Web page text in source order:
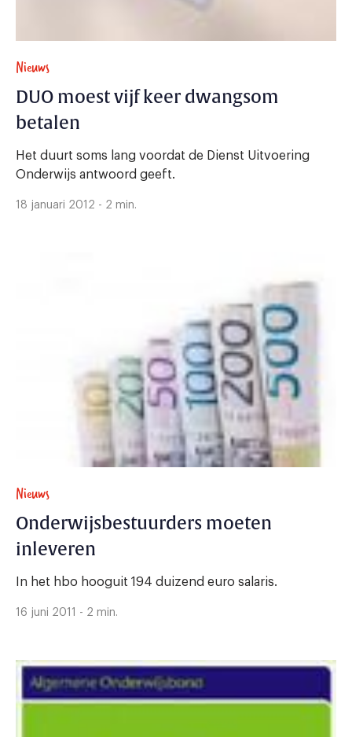
Nieuws
DUO moest vijf keer dwangsom
betalen
Het duurt soms lang voordat de Dienst Uitvoering
Onderwijs antwoord geeft.
18 januari 2012 - 2 min.
Nieuws
Onderwijsbestuurders moeten
inleveren
In het hbo hooguit 194 duizend euro salaris.
16 juni 2011 - 2 min.